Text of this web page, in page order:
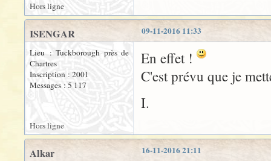
Hors ligne
09-11-2016 11:33
ISENGAR
Lieu : Tuckborough près de
Chartres
Inscription : 2001
Messages : 5 117
En effet !
C'est prévu que je
I.
Hors ligne
16-11-2016 21:11
Alkar